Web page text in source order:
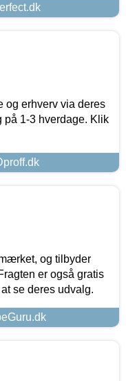
og erhverv via deres
på 1-3 hverdage. Klik
og tilbyder
er også gratis
se deres udvalg.